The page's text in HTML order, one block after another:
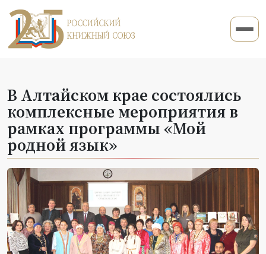
В Алтайском крае состоялись
комплексные мероприятия в
рамках программы «Мой
родной язык»